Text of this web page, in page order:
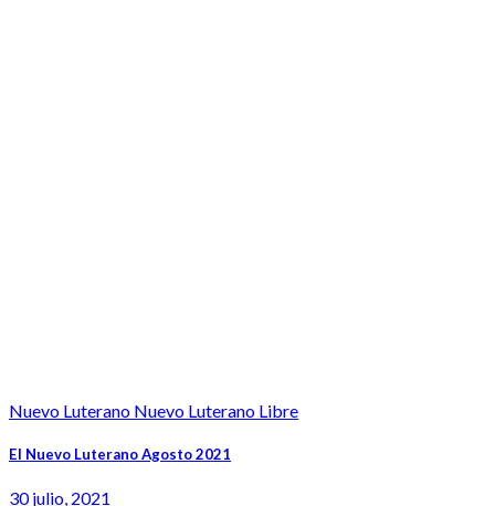
Nuevo Luterano Nuevo Luterano Libre
El Nuevo Luterano Agosto 2021
30 julio, 2021